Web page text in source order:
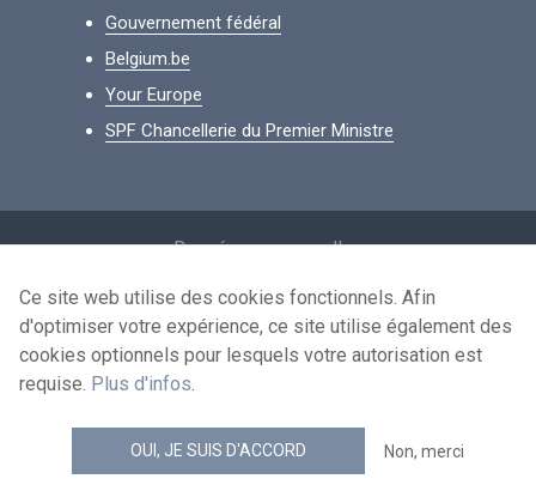
Gouvernement fédéral
Belgium.be
Your Europe
SPF Chancellerie du Premier Ministre
Données personnelles
Conditions de réutilisation
Contactez-nous
news.belgium flux RSS
© 2026 - news.belgium.be
Ce site web utilise des cookies fonctionnels. Afin
d'optimiser votre expérience, ce site utilise également des
cookies optionnels pour lesquels votre autorisation est
requise. Plus d'infos.
OUI, JE SUIS D'ACCORD Non, merci